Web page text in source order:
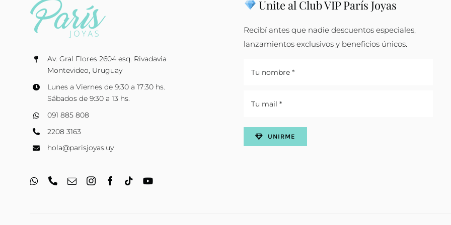
Av. Gral Flores 2604 esq. Rivadavia
Montevideo, Uruguay
Lunes a Viernes de 9:30 a 17:30 hs.
Sábados de 9:30 a 13 hs.
091 885 808
2208 3163
hola@parisjoyas.uy
Unite al Club VIP París Joyas
Recibí antes que nadie descuentos especiales,
lanzamientos exclusivos y beneficios únicos.
UNIRME